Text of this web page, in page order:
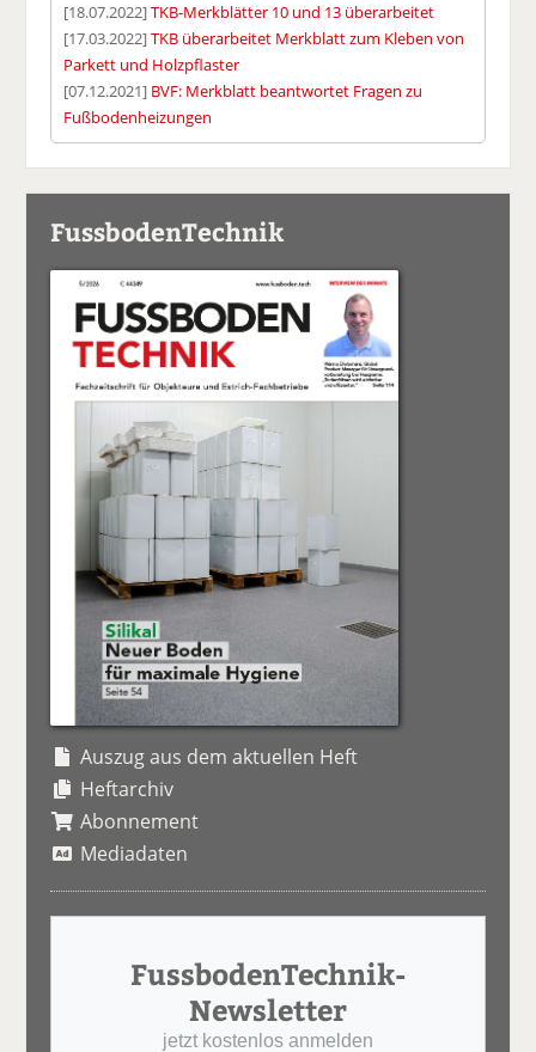
[18.07.2022]TKB-Merkblätter 10 und 13 überarbeitet
[17.03.2022]TKB überarbeitet Merkblatt zum Kleben von
Parkett und Holzpflaster
[07.12.2021] BVF: Merkblatt beantwortet Fragen zu
Fußbodenheizungen
FussbodenTechnik
Auszug aus dem aktuellen Heft
Heftarchiv
Abonnement
Mediadaten
FussbodenTechnik-
Newsletter
jetzt kostenlos anmelden